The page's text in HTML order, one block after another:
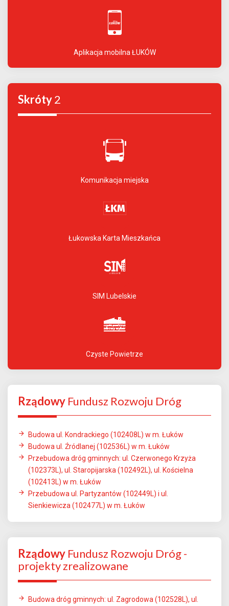
Aplikacja mobilna ŁUKÓW
Skróty2
Komunikacja miejska
Łukowska Karta Mieszkańca
SIM Lubelskie
Czyste Powietrze
Rządowy Fundusz Rozwoju Dróg
Budowa ul. Kondrackiego (102408L) w m. Łuków
Budowa ul. Źródlanej (102536L) w m. Łuków
Przebudowa dróg gminnych: ul. Czerwonego Krzyża
(102373L), ul. Staropijarska (102492L), ul. Kościelna
(102413L) w m. Łuków
Przebudowa ul. Partyzantów (102449L) i ul.
Sienkiewicza (102477L) w m. Łuków
Rządowy Fundusz Rozwoju Dróg -
projekty zrealizowane
Budowa dróg gminnych: ul. Zagrodowa (102528L), ul.